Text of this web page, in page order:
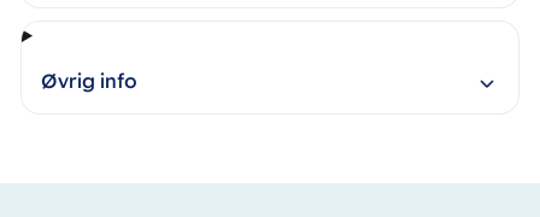
Øvrig info